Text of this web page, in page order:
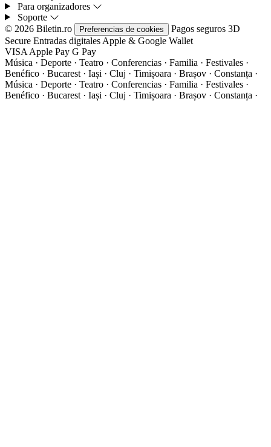
Para organizadores
Soporte
© 2026 Biletin.ro
Preferencias de cookies Pagos seguros 3D
Secure Entradas digitales Apple & Google Wallet
VISA Apple Pay G Pay
Música · Deporte · Teatro · Conferencias · Familia · Festivales ·
Benéfico · Bucarest · Iași · Cluj · Timișoara · Brașov · Constanța ·
Música · Deporte · Teatro · Conferencias · Familia · Festivales ·
Benéfico · Bucarest · Iași · Cluj · Timișoara · Brașov · Constanța ·